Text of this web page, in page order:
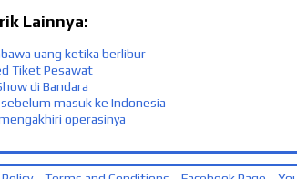
Lainnya:
uang ketika berlibur
Tiket Pesawat
di Bandara
masuk ke Indonesia
operasinya